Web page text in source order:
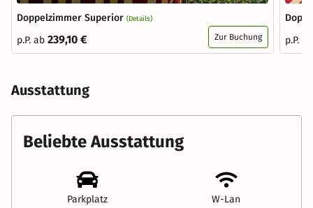
Doppelzimmer Superior (Details)
p.P. ab 239,10 € Zur Buchung
p.P.
Ausstattung
Beliebte Ausstattung
Parkplatz W-Lan